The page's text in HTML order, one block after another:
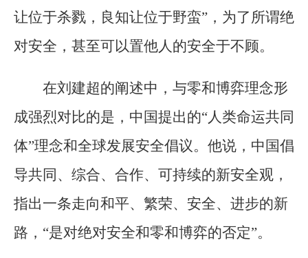
让位于杀戮，良知让位于野蛮”，为了所谓绝
对安全，甚至可以置他人的安全于不顾。
在刘建超的阐述中，与零和博弈理念形
成强烈对比的是，中国提出的“人类命运共同
体”理念和全球发展安全倡议。他说，中国倡
导共同、综合、合作、可持续的新安全观，
指出一条走向和平、繁荣、安全、进步的新
路，“是对绝对安全和零和博弈的否定”。